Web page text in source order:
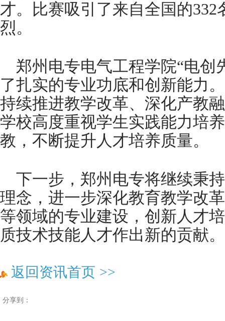
才。比赛吸引了来自全国的
烈。
郑州电专电气工程学院“电创
了扎实的专业功底和创新能力
持续推进教学改革、深化产教
学校高度重视学生实践能力培
教，不断提升人才培养质量。
下一步，郑州电专将继续秉
理念，进一步深化教育教学改
等领域的专业建设，创新人才
质技术技能人才作出新的贡献
返回资讯首页 >>
分享到：